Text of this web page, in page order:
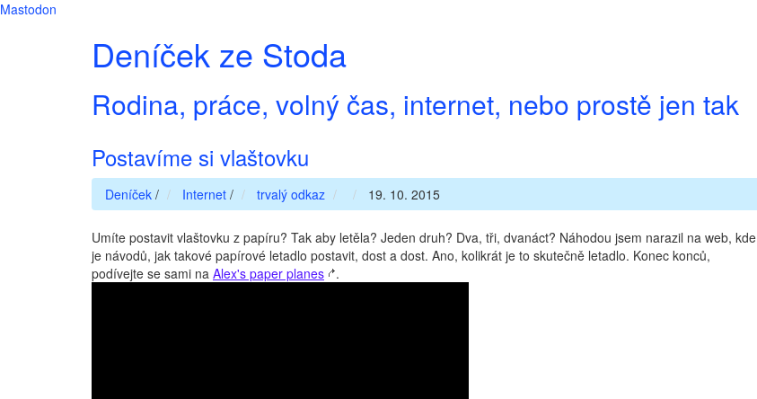
Mastodon
Deníček ze Stoda
Rodina, práce, volný čas, internet, nebo prostě jen tak
Postavíme si vlaštovku
Deníček / Internet / trvalý odkaz 19. 10. 2015
Umíte postavit vlaštovku z papíru? Tak aby letěla? Jeden druh? Dva, tři, dvanáct? Náhodou jsem narazil na web, kde
je návodů, jak takové papírové letadlo postavit, dost a dost. Ano, kolikrát je to skutečně letadlo. Konec konců,
podívejte se sami na Alex's paper planes .